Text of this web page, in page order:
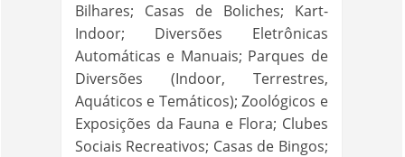
Bilhares; Casas de Boliches; Kart-
Indoor; Diversões Eletrônicas
Automáticas e Manuais; Parques de
Diversões (Indoor, Terrestres,
Aquáticos e Temáticos); Zoológicos e
Exposições da Fauna e Flora; Clubes
Sociais Recreativos; Casas de Bingos;